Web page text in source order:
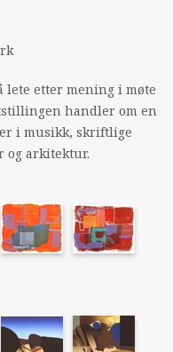
lete etter mening i møte
handler om en
i musikk, skriftlige
og arkitektur.